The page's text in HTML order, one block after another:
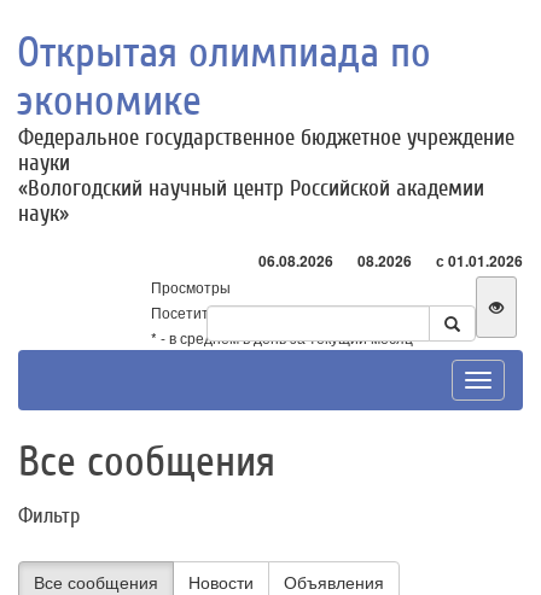
Открытая олимпиада по
экономике
Федеральное государственное бюджетное учреждение
науки
«Вологодский научный центр Российской академии
наук»
06.08.2026 08.2026 с 01.01.2026
Просмотры
Посетители
* - в среднем в день за текущий месяц
Toggle
Все сообщения
Фильтр
Все сообщения Новости
Объявления